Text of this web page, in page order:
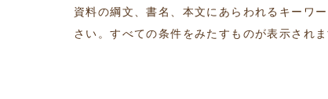
資料の綱文、書名、本文にあらわれるキーワ
さい。すべての条件をみたすものが表示されま